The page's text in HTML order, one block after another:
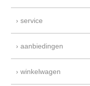
› service
› aanbiedingen
› winkelwagen